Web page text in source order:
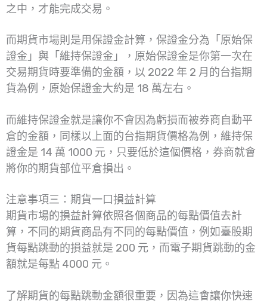
之中，才能完成交易。
而期貨市場則是用保證金計算，保證金分為「原始保
證金」與「維持保證金」，原始保證金是你第一次在
交易期貨時要準備的金額，以 2022 年 2 月的台指期
貨為例，原始保證金大約是 18 萬左右。
而維持保證金就是讓你不會因為虧損而被券商自動平
倉的金額，同樣以上面的台指期貨價格為例，維持保
證金是 14 萬 1000 元，只要低於這個價格，券商就會
將你的期貨部位平倉損出。
注意事項三：期貨一口損益計算
期貨市場的損益計算依照各個商品的每點價值去計
算，不同的期貨商品有不同的每點價值，例如臺股期
貨每點跳動的損益就是 200 元，而電子期貨跳動的金
額就是每點 4000 元。
了解期貨的每點跳動金額很重要，因為這會讓你快速